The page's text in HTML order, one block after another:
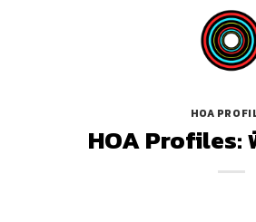
HOA
HOA Profiles: